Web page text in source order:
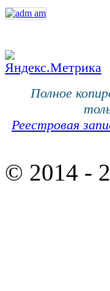
Полное
Реестровая
© 2014 -